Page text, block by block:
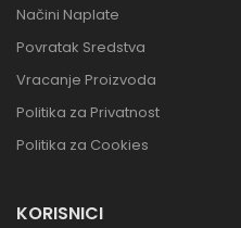
Načini Naplate
Povratak Sredstva
Vracanje Proizvoda
Politika za Privatnost
Politika za Cookies
KORISNICI